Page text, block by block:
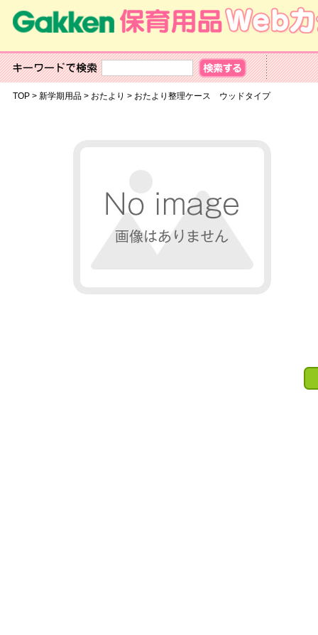
TOP> 新学期用品> おたより > おたより整理ケース ウッドタイプ